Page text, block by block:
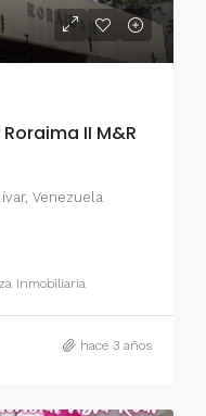
II M&R
Venezuela
Inmobiliaria
hace 3 años